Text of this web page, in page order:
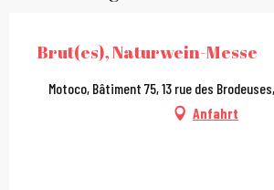
Brut(es), Naturwein-Messe
Motoco, Bâtiment 75, 13 rue des
Anfahrt